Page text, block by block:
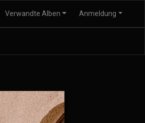
Verwandte Alben Anmeldung